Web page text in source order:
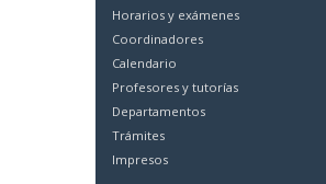
Horarios y exámenes
Coordinadores
Calendario
Profesores y tutorías
Departamentos
Trámites
Impresos